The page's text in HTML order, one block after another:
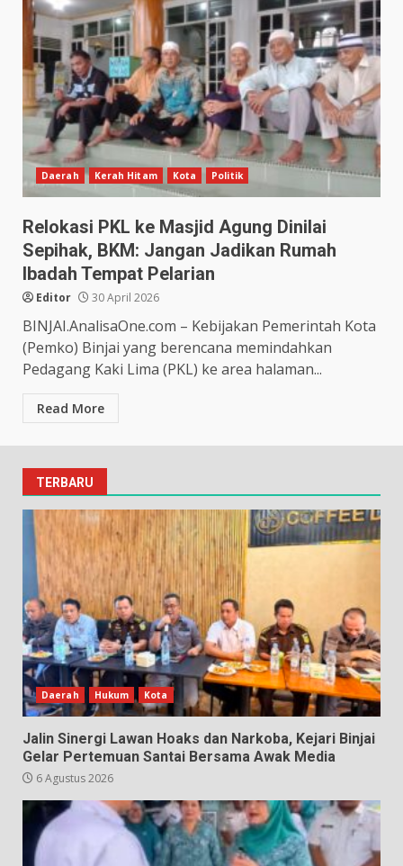
Daerah Kerah Hitam Kota Politik
Relokasi PKL ke Masjid Agung Dinilai
Sepihak, BKM: Jangan Jadikan Rumah
Ibadah Tempat Pelarian
Editor 30 April 2026
BINJAI.AnalisaOne.com – Kebijakan Pemerintah Kota
(Pemko) Binjai yang berencana memindahkan
Pedagang Kaki Lima (PKL) ke area halaman...
Read More
TERBARU
Daerah Hukum Kota
Jalin Sinergi Lawan Hoaks dan Narkoba, Kejari Binjai
Gelar Pertemuan Santai Bersama Awak Media
6 Agustus 2026